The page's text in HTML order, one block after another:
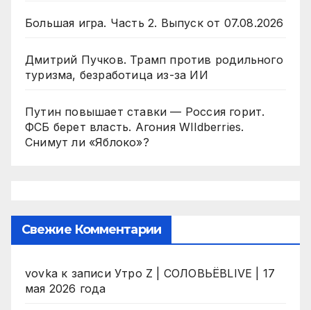
Большая игра. Часть 2. Выпуск от 07.08.2026
Дмитрий Пучков. Трамп против родильного
туризма, безработица из-за ИИ
Путин повышает ставки — Россия горит.
ФСБ берет власть. Агония WIldberries.
Снимут ли «Яблоко»?
Свежие Комментарии
vovka к записи Утро Z | СОЛОВЬЁВLIVE | 17
мая 2026 года